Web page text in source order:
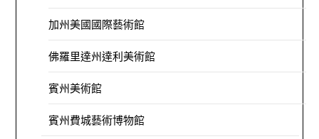
加州美國國際藝術館
佛羅里達州達利美術館
賓州美術館
賓州費城藝術博物館